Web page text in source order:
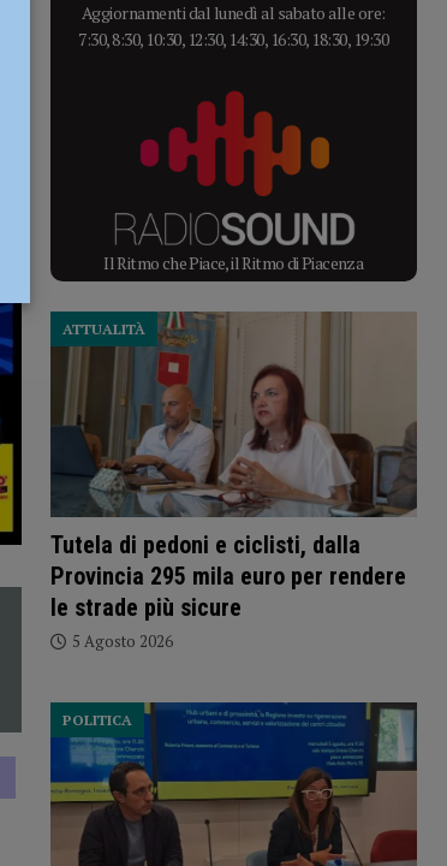
Aggiornamenti dal lunedì al sabato alle ore:
7:30, 8:30, 10:30, 12:30, 14:30, 16:30, 18:30, 19:30
Il Ritmo che Piace, il Ritmo di Piacenza
Tutela di pedoni e ciclisti, dalla
Provincia 295 mila euro per rendere
le strade più sicure
ATTUALITÀ
5 Agosto 2026
POLITICA